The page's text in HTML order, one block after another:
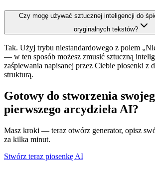
Czy mogę używać sztucznej inteligencji do
oryginalnych tekstów?
Tak. Użyj trybu niestandardowego z polem
— w ten sposób możesz zmusić sztuczną
zaśpiewania napisanej przez Ciebie piosenki z
strukturą.
Gotowy do stworzenia
pierwszego arcydzieła AI?
Masz kroki — teraz otwórz generator, opisz
za kilka minut.
Stwórz teraz piosenkę AI